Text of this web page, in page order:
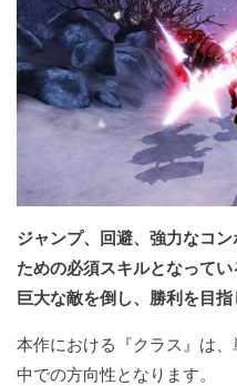
ジャンプ、回避、強力なコ
ための必須スキルとなって
巨大な敵を倒し、勝利を目指
本作における『クラス』は
中での方向性となります。